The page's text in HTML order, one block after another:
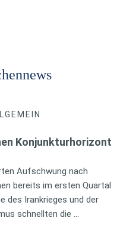
Konjunkturhorizont
Aufschwung nach
bereits im ersten Quartal
des Irankrieges und der
schnellten die …